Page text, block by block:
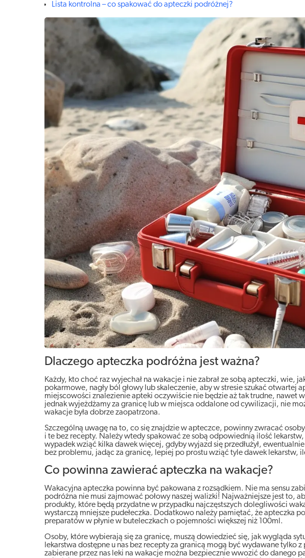
Lista kontrolna – co spakować do apteczki podróżnej?
Dlaczego apteczka podróżna jest ważna?
Każdy, kto choć raz wyjechał na wakacje i nie zabrał ze sobą apteczki, wie,
pokarmowe, nagły ból głowy lub skaleczenie, aby w stresie szukać otwartej
miejscowości znalezienie apteki oczywiście nie będzie aż tak trudne, nawet
jednak wyjeżdżamy za granicę lub w miejsca oddalone od cywilizacji, nie
wakacje była dobrze zaopatrzona.
Szczególną uwagę na to, co się znajdzie w apteczce, powinny zwracać
i te bez recepty. Należy wtedy spakować ze sobą odpowiednią ilość
wypadek wziąć kilka dawek więcej, gdyby wyjazd się przedłużył,
bez problemu, jadąc za granicę, lepiej po prostu wziąć tyle dawek lekarstw,
Co powinna zawierać apteczka na wakacje?
Wakacyjna apteczka powinna być pakowana z rozsądkiem. Nie ma sensu
podróżna nie musi zajmować połowy naszej walizki! Najważniejsze jest to,
produkty, które będą przydatne w przypadku najczęstszych dolegliwości
wystarczą mniejsze pudełeczka. Dodatkowo należy pamiętać, że apteczka
preparatów w płynie w buteleczkach o pojemności większej niż 100ml.
Osoby, które wybierają się za granicę, muszą dowiedzieć się, jak wygląda
lekarstwa dostępne u nas bez recepty za granicą mogą być wydawane tylko
zabierane przez nas leki na wakacje można bezpiecznie wwozić do danego